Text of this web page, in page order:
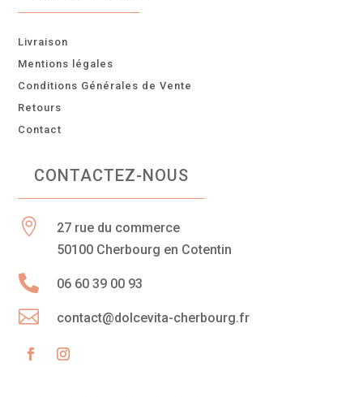
Livraison
Mentions légales
Conditions Générales de Vente
Retours
Contact
CONTACTEZ-NOUS

27 rue du commerce
50100 Cherbourg en Cotentin
 06 60 39 00 93
 contact@dolcevita-cherbourg.fr